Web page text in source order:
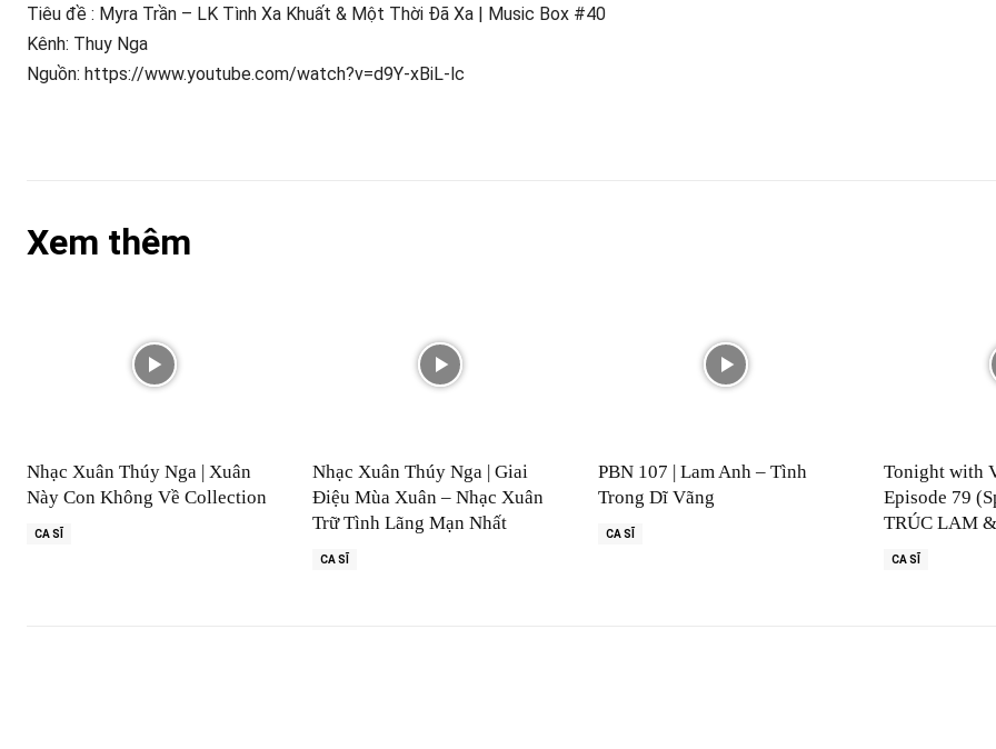
Tiêu đề : Myra Trần – LK Tình Xa Khuất & Một Thời Đã Xa | Music Box #40
Kênh: Thuy Nga
Nguồn: https://www.youtube.com/watch?v=d9Y-xBiL-lc
Xem thêm
Nhạc Xuân Thúy Nga | Xuân
Này Con Không Về Collection
CA SĨ
Nhạc Xuân Thúy Nga | Giai
Điệu Mùa Xuân – Nhạc Xuân
Trữ Tình Lãng Mạn Nhất
CA SĨ
PBN 107 | Lam Anh – Tình
Trong Dĩ Vãng
CA SĨ
Tonight with
Episode 79
TRÚC LAM
CA SĨ